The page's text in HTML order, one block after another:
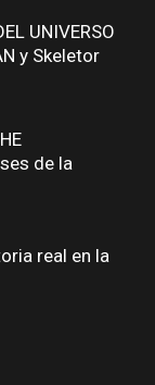
UNIVERSO
y Skeletor
de la
real en la